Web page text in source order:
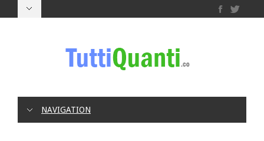
NAVIGATION